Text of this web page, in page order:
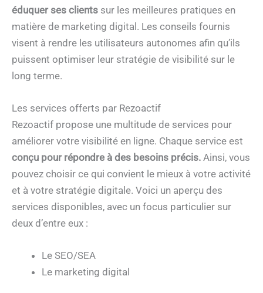
éduquer ses clients sur les meilleures pratiques en
matière de marketing digital. Les conseils fournis
visent à rendre les utilisateurs autonomes afin qu’ils
puissent optimiser leur stratégie de visibilité sur le
long terme.
Les services offerts par Rezoactif
Rezoactif propose une multitude de services pour
améliorer votre visibilité en ligne. Chaque service est
conçu pour répondre à des besoins précis. Ainsi, vous
pouvez choisir ce qui convient le mieux à votre activité
et à votre stratégie digitale. Voici un aperçu des
services disponibles, avec un focus particulier sur
deux d’entre eux :
Le SEO/SEA
Le marketing digital